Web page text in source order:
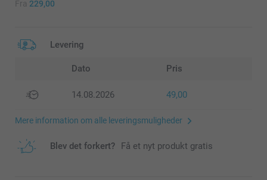
Fra 229,00
Levering
Dato Pris
14.08.2026 49,00
Mere information om alle leveringsmuligheder
Blev det forkert? Få et nyt produkt gratis